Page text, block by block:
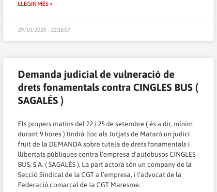
LLEGIR MÉS »
29/10/2020 - 22:16:07
Demanda judicial de vulneració de
drets fonamentals contra CINGLES BUS (
SAGALÉS )
Els propers matins del 22 i 25 de setembre ( és a dir, mínim
durant 9 hores ) tindrà lloc als Jutjats de Mataró un judici
fruit de la DEMANDA sobre tutela de drets fonamentals i
llibertats públiques contra l’empresa d’autobusos CINGLES
BUS, S.A. ( SAGALÉS ). La part actora són un company de la
Secció Sindical de la CGT a l’empresa, i l’advocat de la
Federació comarcal de la CGT Maresme.